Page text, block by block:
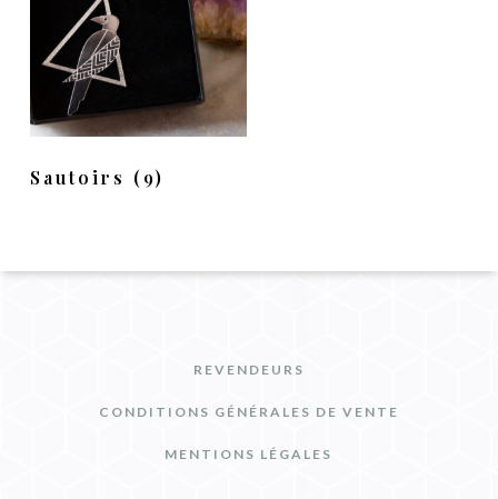
Sautoirs (9)
REVENDEURS
CONDITIONS GÉNÉRALES DE VENTE
MENTIONS LÉGALES